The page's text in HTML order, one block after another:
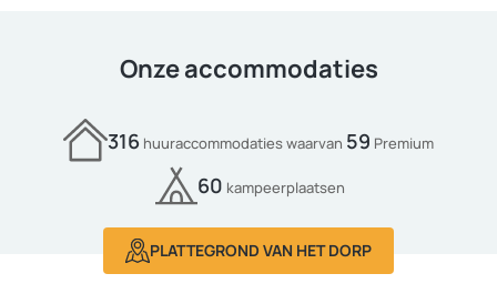
Onze accommodaties
316 huuraccommodaties waarvan 59 Premium
60 kampeerplaatsen
PLATTEGROND VAN HET DORP